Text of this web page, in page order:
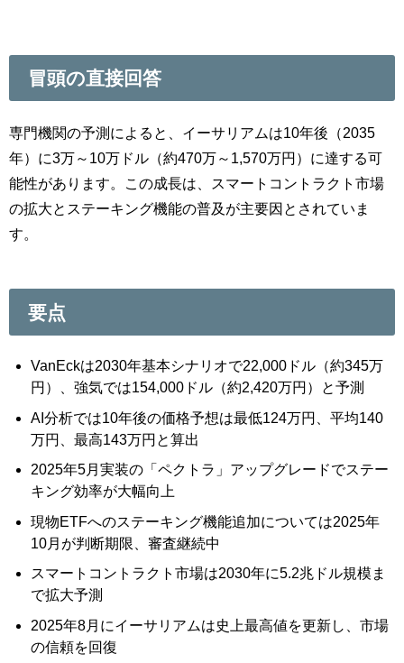
冒頭の直接回答
専門機関の予測によると、イーサリアムは10年後（2035
年）に3万～10万ドル（約470万～1,570万円）に達する可
能性があります。この成長は、スマートコントラクト市場
の拡大とステーキング機能の普及が主要因とされていま
す。
要点
VanEckは2030年基本シナリオで22,000ドル（約345万
円）、強気では154,000ドル（約2,420万円）と予測
AI分析では10年後の価格予想は最低124万円、平均140
万円、最高143万円と算出
2025年5月実装の「ペクトラ」アップグレードでステー
キング効率が大幅向上
現物ETFへのステーキング機能追加については2025年
10月が判断期限、審査継続中
スマートコントラクト市場は2030年に5.2兆ドル規模ま
で拡大予測
2025年8月にイーサリアムは史上最高値を更新し、市場
の信頼を回復